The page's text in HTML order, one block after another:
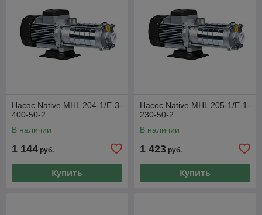
Насос Native MHL 204-1/E-3-
400-50-2
В наличии
1 144 руб.
Купить
Насос Native MHL 205-1/E-1-
230-50-2
В наличии
1 423 руб.
Купить